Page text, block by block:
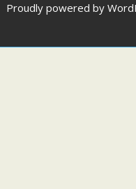
Proudly powered by